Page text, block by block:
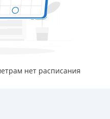
нет расписания